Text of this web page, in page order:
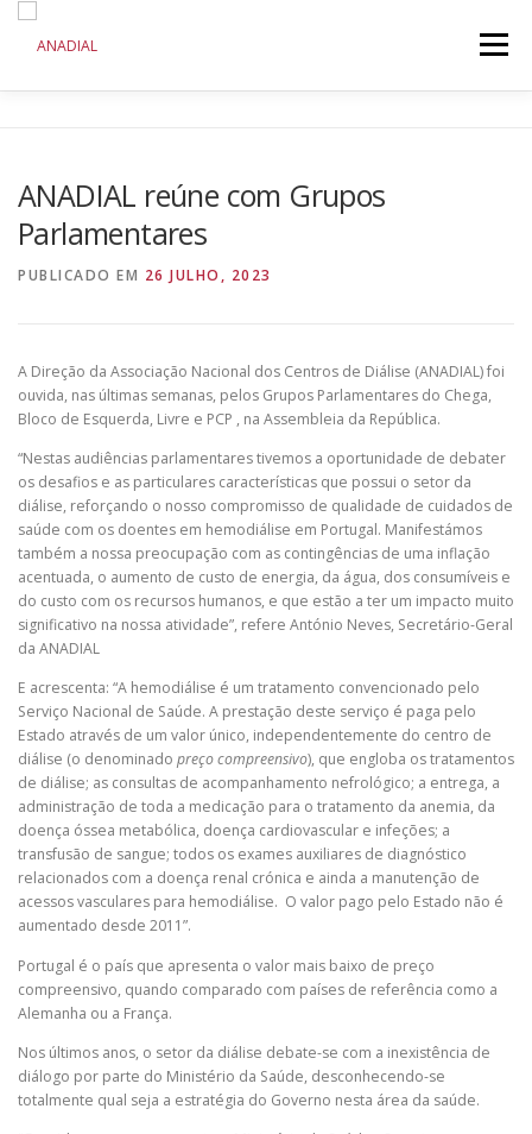
conteúdo
Menu
COMUNICAÇÃO
ANADIAL reúne com Grupos
Parlamentares
PUBLICADO EM 26 JULHO, 2023
A Direção da Associação Nacional dos Centros de Diálise (ANADIAL) foi
ouvida, nas últimas semanas, pelos Grupos Parlamentares do Chega,
Bloco de Esquerda, Livre e PCP , na Assembleia da República.
“Nestas audiências parlamentares tivemos a oportunidade de debater
os desafios e as particulares características que possui o setor da
diálise, reforçando o nosso compromisso de qualidade de cuidados de
saúde com os doentes em hemodiálise em Portugal. Manifestámos
também a nossa preocupação com as contingências de uma inflação
acentuada, o aumento de custo de energia, da água, dos consumíveis e
do custo com os recursos humanos, e que estão a ter um impacto muito
significativo na nossa atividade”, refere António Neves, Secretário-Geral
da ANADIAL
E acrescenta: “A hemodiálise é um tratamento convencionado pelo
Serviço Nacional de Saúde. A prestação deste serviço é paga pelo
Estado através de um valor único, independentemente do centro de
diálise (o denominado preço compreensivo), que engloba os tratamentos
de diálise; as consultas de acompanhamento nefrológico; a entrega, a
administração de toda a medicação para o tratamento da anemia, da
doença óssea metabólica, doença cardiovascular e infeções; a
transfusão de sangue; todos os exames auxiliares de diagnóstico
relacionados com a doença renal crónica e ainda a manutenção de
acessos vasculares para hemodiálise. O valor pago pelo Estado não é
aumentado desde 2011”.
Portugal é o país que apresenta o valor mais baixo de preço
compreensivo, quando comparado com países de referência como a
Alemanha ou a França.
Nos últimos anos, o setor da diálise debate-se com a inexistência de
diálogo por parte do Ministério da Saúde, desconhecendo-se
totalmente qual seja a estratégia do Governo nesta área da saúde.